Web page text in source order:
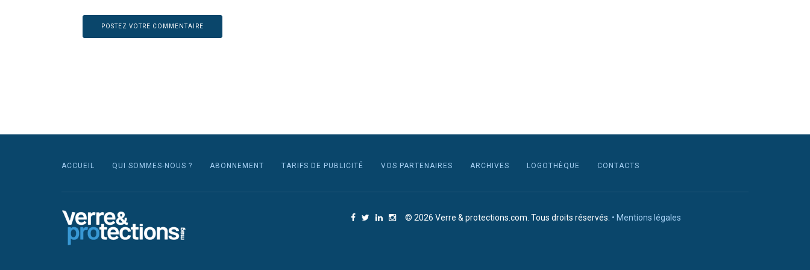
ACCUEIL QUI SOMMES-NOUS ? ABONNEMENT TARIFS DE PUBLICITÉ VOS PARTENAIRES ARCHIVES LOGOTHÈQUE CONTACTS
© 2026 Verre & protections.com. Tous droits réservés. • Mentions légales